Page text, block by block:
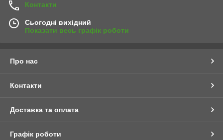
Контакти
Сьогодні вихідний
Показати весь графік роботи
Про нас
Контакти
Доставка та оплата
Графік роботи